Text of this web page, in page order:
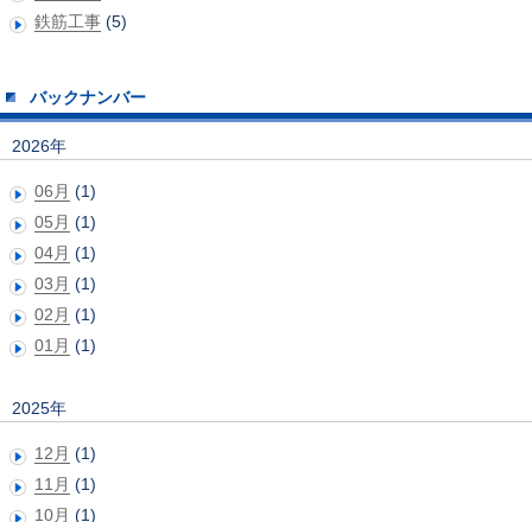
鉄筋工事 (5)
バックナンバー
2026年
06月 (1)
05月 (1)
04月 (1)
03月 (1)
02月 (1)
01月 (1)
2025年
12月 (1)
11月 (1)
10月 (1)